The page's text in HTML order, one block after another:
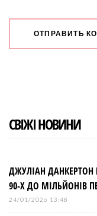
СВІЖІ НОВИНИ
ДЖУЛІАН ДАНКЕРТОН
90-Х ДО МІЛЬЙОНІВ
24/01/2026 13:48